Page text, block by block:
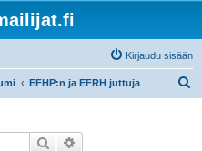
Kirjaudu sisään
EFHP:n ja EFRH juttuja
Etsi